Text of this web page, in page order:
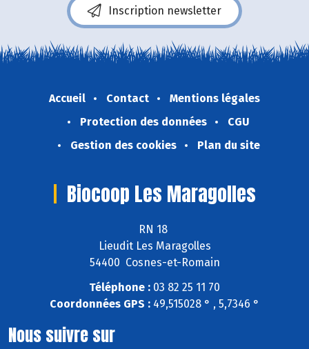
Inscription newsletter
Accueil Contact
Mentions légales
Protection des données
CGU
Gestion des cookies
Plan du site
Biocoop Les Maragolles
RN 18
Lieudit Les Maragolles
54400 Cosnes-et-Romain
Téléphone : 03 82 25 11 70
Coordonnées GPS : 49,515028 ° , 5,7346 °
Nous suivre sur